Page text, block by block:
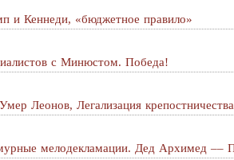
и Кеннеди, «бюджетное правило»
с Минюстом. Победа!
Леонов, Легализация
мелодекламации. Дед Архимед ––